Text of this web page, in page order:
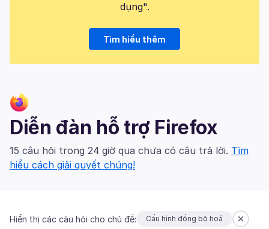
dụng".
Tìm hiểu thêm
Diễn đàn hỗ trợ Firefox
15 câu hỏi trong 24 giờ qua chưa có câu trả lời. Tìm
hiểu cách giải quyết chúng!
Hiển thị các câu hỏi cho chủ đề: Cấu hình đồng bộ hoá